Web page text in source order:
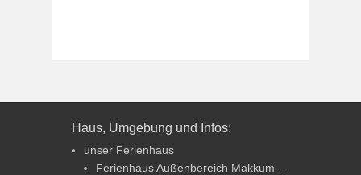
Haus, Umgebung und Infos:
unser Ferienhaus
Ferienhaus Außenbereich Makkum –